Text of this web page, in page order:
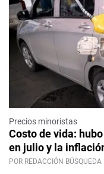
Precios minoristas
Costo de vida:
en julio y la
POR REDACCIÓN BÚSQUEDA